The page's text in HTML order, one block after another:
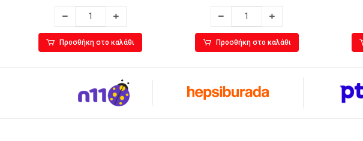
Προσθήκη στο καλάθι Προσθήκη στο καλάθι